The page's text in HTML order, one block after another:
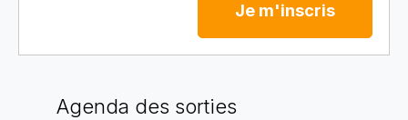
Je m'inscris
Agenda des sorties